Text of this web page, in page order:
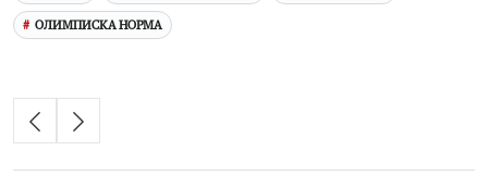
ОЛИМПИСКА НОРМА